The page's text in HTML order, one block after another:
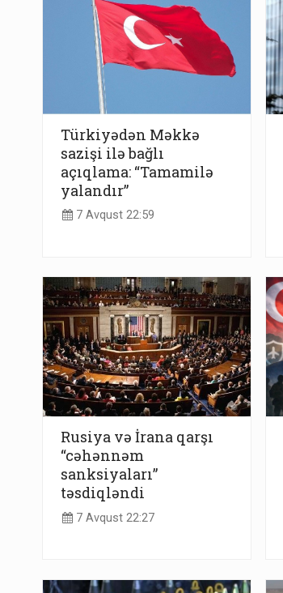
Türkiyədən Məkkə
sazişi ilə bağlı
açıqlama: “Tamamilə
yalandır”
7 Avqust 22:59
Rusiya və İrana qarşı
“cəhənnəm
sanksiyaları”
təsdiqləndi
7 Avqust 22:27